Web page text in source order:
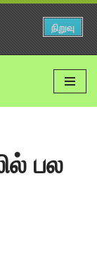
நிறுவு
பல